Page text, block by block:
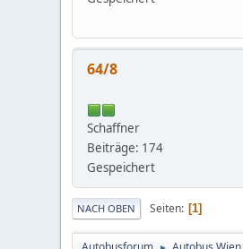
64/8
Schaffner
Beiträge: 174
Gespeichert
NACH OBEN Seiten 1